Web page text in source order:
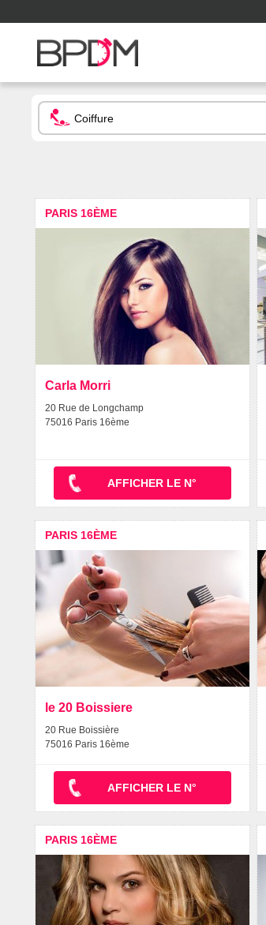
PARIS 16ÈME
Carla Morri
20 Rue de Longchamp
75016 Paris 16ème
AFFICHER LE N°
PARIS 16ÈME
le 20 Boissiere
20 Rue Boissière
75016 Paris 16ème
AFFICHER LE N°
PARIS 16ÈME